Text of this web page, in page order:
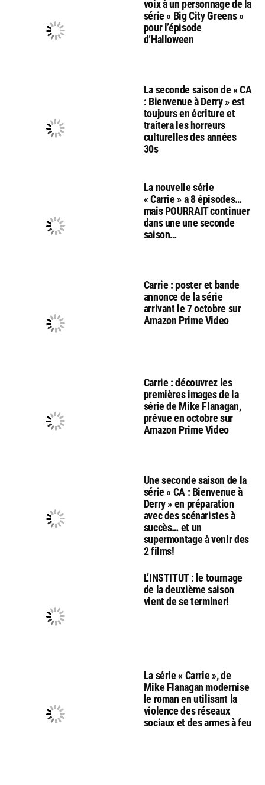
voix à un personnage de la
série « Big City Greens »
pour l’épisode
d’Halloween
La seconde saison de « CA
: Bienvenue à Derry » est
toujours en écriture et
traitera les horreurs
culturelles des années
30s
La nouvelle série
« Carrie » a 8 épisodes…
mais POURRAIT continuer
dans une une seconde
saison…
Carrie : poster et bande
annonce de la série
arrivant le 7 octobre sur
Amazon Prime Video
Carrie : découvrez les
premières images de la
série de Mike Flanagan,
prévue en octobre sur
Amazon Prime Video
Une seconde saison de la
série « CA : Bienvenue à
Derry » en préparation
avec des scénaristes à
succès… et un
supermontage à venir des
2 films!
L’INSTITUT : le tournage
de la deuxième saison
vient de se terminer!
La série « Carrie », de
Mike Flanagan modernise
le roman en utilisant la
violence des réseaux
sociaux et des armes à feu